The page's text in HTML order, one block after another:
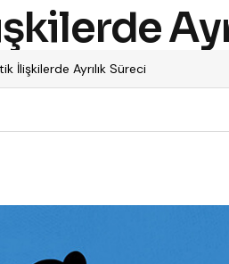
İlişkilerde Ayrılık Süreci